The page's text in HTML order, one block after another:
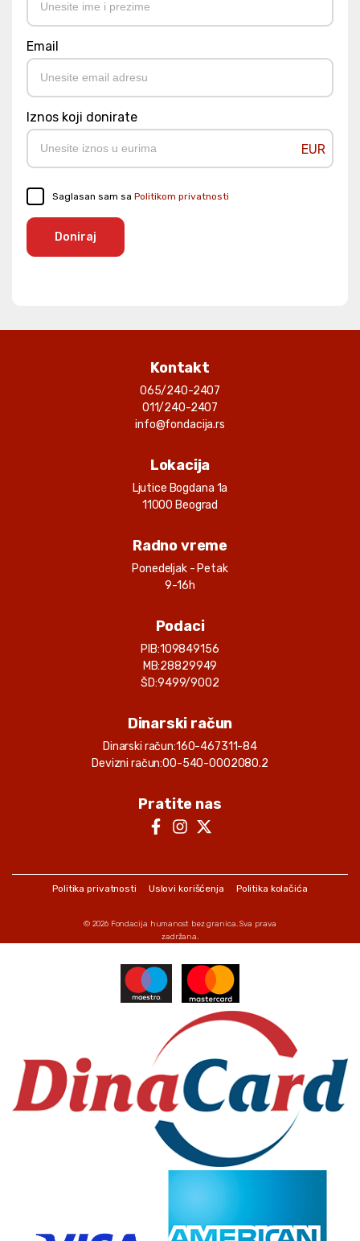
Email
Iznos koji donirate
EUR
Saglasan sam sa Politikom privatnosti
Doniraj
Kontakt
065/240-2407
011/240-2407
info@fondacija.rs
Lokacija
Ljutice Bogdana 1a
11000 Beograd
Radno vreme
Ponedeljak - Petak
9-16h
Podaci
PIB:109849156
MB:28829949
ŠD:9499/9002
Dinarski račun
Dinarski račun:160-467311-84
Devizni račun:00-540-0002080.2
Pratite nas
Politika privatnosti Uslovi korišćenja Politika kolačića
© 2026 Fondacija humanost bez granica. Sva prava
zadržana.